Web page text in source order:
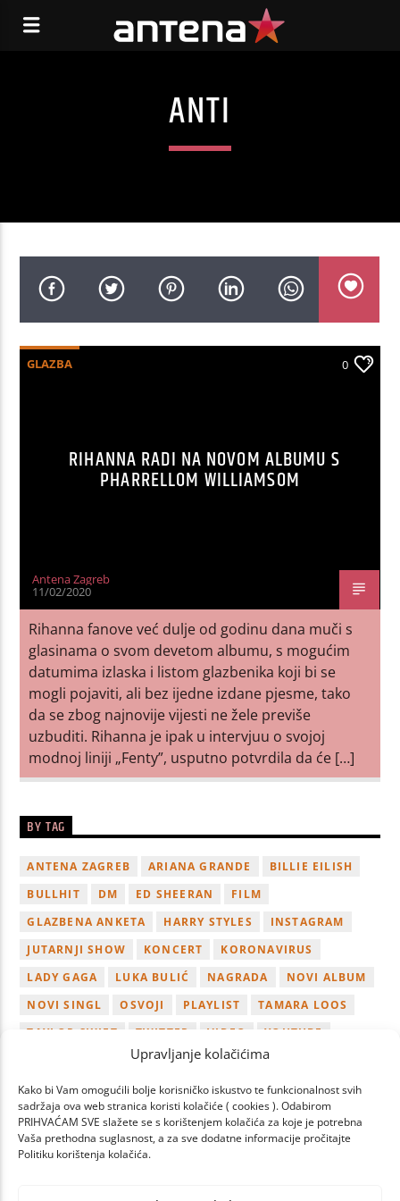
Upravljanje kolačićima
Kako bi Vam omogućili bolje korisničko iskustvo te funkcionalnost svih
sadržaja ova web stranica koristi kolačiće ( cookies ). Odabirom
PRIHVAĆAM SVE slažete se s korištenjem kolačića za koje je potrebna
Vaša prethodna suglasnost, a za sve dodatne informacije pročitajte
Politiku korištenja kolačića.
ANTI
GLAZBA 0
RIHANNA RADI NA NOVOM ALBUMU S
PHARRELLOM WILLIAMSOM
Antena Zagreb
11/02/2020
Rihanna fanove već dulje od godinu dana muči s
glasinama o svom devetom albumu, s mogućim
datumima izlaska i listom glazbenika koji bi se
mogli pojaviti, ali bez ijedne izdane pjesme, tako
da se zbog najnovije vijesti ne žele previše
uzbuditi. Rihanna je ipak u intervjuu o svojoj
modnoj liniji „Fenty”, usputno potvrdila da će […]
BY TAG
ANTENA ZAGREB ARIANA GRANDE
BILLIE EILISH
BULLHIT
DM ED SHEERAN
FILM
GLAZBENA ANKETA
HARRY STYLES
INSTAGRAM
JUTARNJI SHOW
KONCERT
KORONAVIRUS
LADY GAGA
LUKA BULIĆ NAGRADA
NOVI ALBUM
NOVI SINGL
OSVOJI PLAYLIST
TAMARA LOOS
TAYLOR SWIFT
TWITTER VIDEO
YOUTUBE